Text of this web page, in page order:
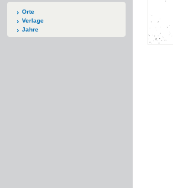
Orte
Verlage
Jahre